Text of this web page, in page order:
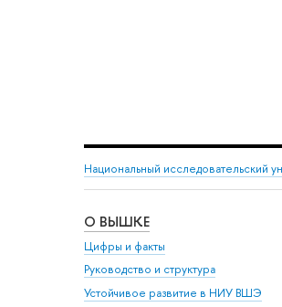
Национальный исследовательский
О ВЫШКЕ
Цифры и факты
Руководство и структура
Устойчивое развитие в НИУ ВШЭ